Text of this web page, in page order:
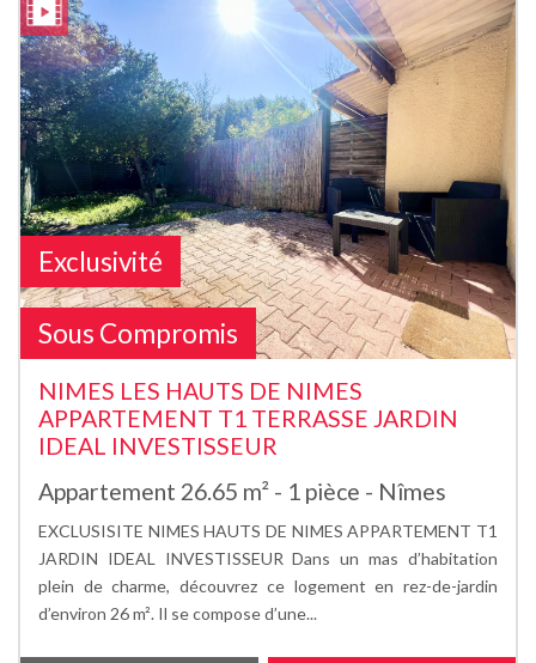
Sous Compromis
Exclusivité
NIMES LES HAUTS DE NIMES
APPARTEMENT T1 TERRASSE JARDIN
IDEAL INVESTISSEUR
Appartement 26.65 m² - 1 pièce - Nîmes
EXCLUSISITE NIMES HAUTS DE NIMES APPARTEMENT T1
JARDIN IDEAL INVESTISSEUR Dans un mas d’habitation
plein de charme, découvrez ce logement en rez-de-jardin
d’environ 26 m². Il se compose d’une...